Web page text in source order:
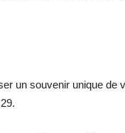
un souvenir unique de